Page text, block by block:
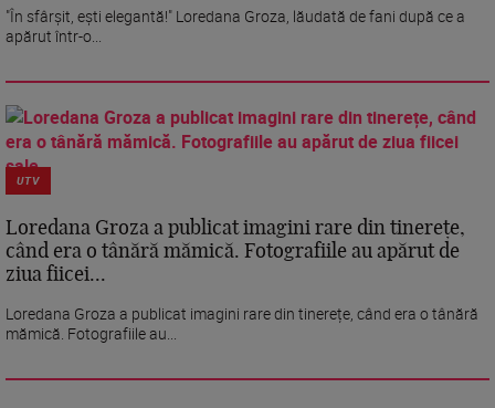
"În sfârșit, ești elegantă!" Loredana Groza, lăudată de fani după ce a
apărut într-o...
UTV
Loredana Groza a publicat imagini rare din tinerețe,
când era o tânără mămică. Fotografiile au apărut de
ziua fiicei...
Loredana Groza a publicat imagini rare din tinerețe, când era o tânără
mămică. Fotografiile au...